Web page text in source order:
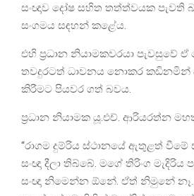
සංඥාව දෝෂ සහිත තත්ත්වයක පැවති
සංගමය සඳහන් කළේය.
එහි ප්‍රධාන නියාමකවරයා පැවසුවේ
තවදුරටත් ධාවනය නොකර කඩිනමින්
කිරීමට පියවර ගත් බවය.
ප්‍රධාන නියාමක යූ.එච්. ආරියරත්න
“රාගම දුම්රිය ස්ථානයේ ඇතුළත් වීමේ
සංඥා දීලා තිබ්බේ. මගේ තිරිංග
සංඥා නිමෙන්න ඕනේ. ඒත් නිමුනේ